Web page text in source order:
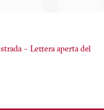
– Lettera aperta del